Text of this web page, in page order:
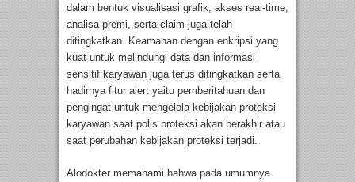
dalam bentuk visualisasi grafik, akses real-time,
analisa premi, serta claim juga telah
ditingkatkan. Keamanan dengan enkripsi yang
kuat untuk melindungi data dan informasi
sensitif karyawan juga terus ditingkatkan serta
hadirnya fitur alert yaitu pemberitahuan dan
pengingat untuk mengelola kebijakan proteksi
karyawan saat polis proteksi akan berakhir atau
saat perubahan kebijakan proteksi terjadi.
Alodokter memahami bahwa pada umumnya